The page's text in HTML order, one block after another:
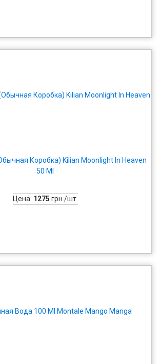
Коробка) Kilian Moonlight In Heaven
50 Ml
Цена: 1275 грн./шт.